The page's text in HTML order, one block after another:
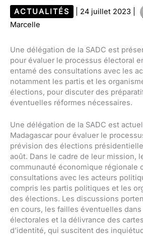
ACTUALITÉS 24 juillet 2023
Marcelle
Une délégation de la SADC est
pour évaluer le processus électoral
entamé des consultations avec les
notamment les partis et les
élections, pour discuter des
éventuelles réformes nécessaires.
Une délégation de la SADC est
Madagascar pour évaluer le
prévision des élections
août. Dans le cadre de leur mission,
communauté économique régionale
consultations avec les acteurs
compris les partis politiques et les
des élections. Les discussions
en cours, les failles éventuelles
électorales et la délivrance des
d’identité, qui suscitent des